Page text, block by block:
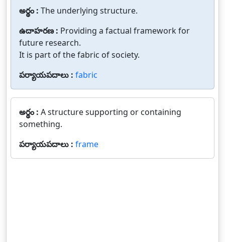
అర్థం : The underlying structure.
ఉదాహరణ : Providing a factual framework for
future research.
It is part of the fabric of society.
పర్యాయపదాలు : fabric
అర్థం : A structure supporting or containing
something.
పర్యాయపదాలు : frame